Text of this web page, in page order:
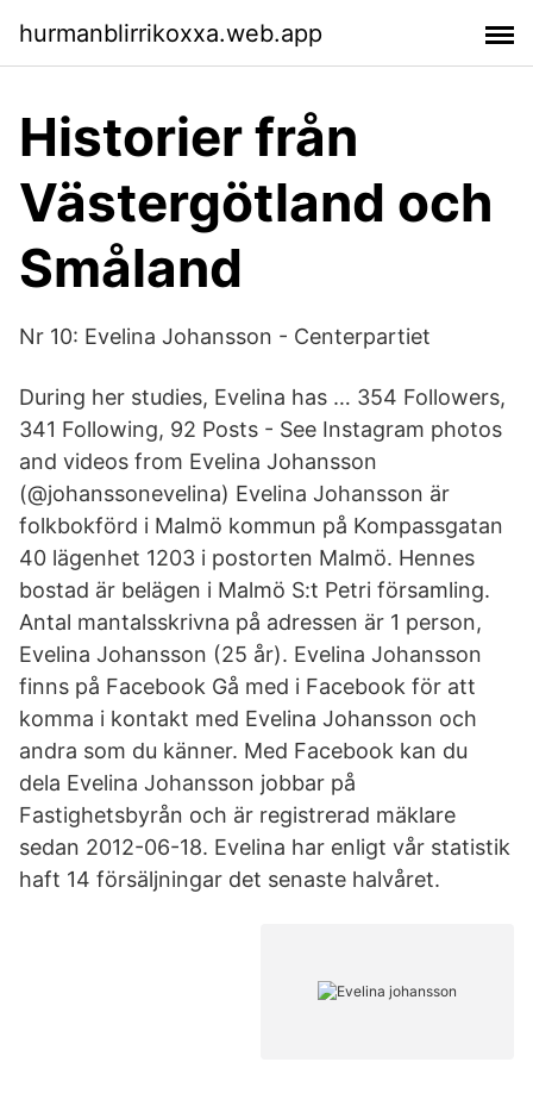
hurmanblirrikoxxa.web.app
Historier från
Västergötland och
Småland
Nr 10: Evelina Johansson - Centerpartiet
During her studies, Evelina has … 354 Followers,
341 Following, 92 Posts - See Instagram photos
and videos from Evelina Johansson
(@johanssonevelina) Evelina Johansson är
folkbokförd i Malmö kommun på Kompassgatan
40 lägenhet 1203 i postorten Malmö. Hennes
bostad är belägen i Malmö S:t Petri församling.
Antal mantalsskrivna på adressen är 1 person,
Evelina Johansson (25 år). Evelina Johansson
finns på Facebook Gå med i Facebook för att
komma i kontakt med Evelina Johansson och
andra som du känner. Med Facebook kan du
dela Evelina Johansson jobbar på
Fastighetsbyrån och är registrerad mäklare
sedan 2012-06-18. Evelina har enligt vår statistik
haft 14 försäljningar det senaste halvåret.